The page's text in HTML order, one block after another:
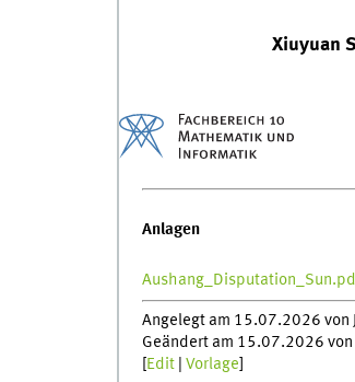
Xiuyuan
Anlagen
Angelegt am 15.07.2026 von
Geändert am 15.07.2026 von
Edit| Vorlage